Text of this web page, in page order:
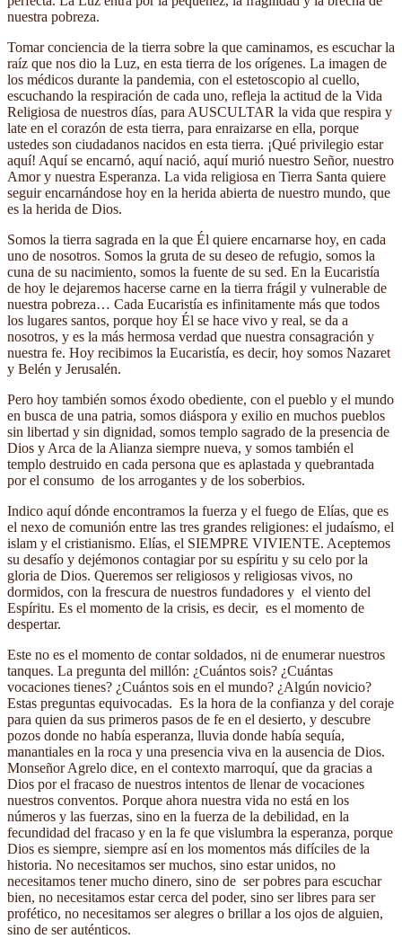
nuestra pobreza.
Tomar conciencia de la tierra sobre la que caminamos, es escuchar la
raíz que nos dio la Luz, en esta tierra de los orígenes. La imagen de
los médicos durante la pandemia, con el estetoscopio al cuello,
escuchando la respiración de cada uno, refleja la actitud de la Vida
Religiosa de nuestros días, para AUSCULTAR la vida que respira y
late en el corazón de esta tierra, para enraizarse en ella, porque
ustedes son ciudadanos nacidos en esta tierra. ¡Qué privilegio estar
aquí! Aquí se encarnó, aquí nació, aquí murió nuestro Señor, nuestro
Amor y nuestra Esperanza. La vida religiosa en Tierra Santa quiere
seguir encarnándose hoy en la herida abierta de nuestro mundo, que
es la herida de Dios.
Somos la tierra sagrada en la que Él quiere encarnarse hoy, en cada
uno de nosotros. Somos la gruta de su deseo de refugio, somos la
cuna de su nacimiento, somos la fuente de su sed. En la Eucaristía
de hoy le dejaremos hacerse carne en la tierra frágil y vulnerable de
nuestra pobreza… Cada Eucaristía es infinitamente más que todos
los lugares santos, porque hoy Él se hace vivo y real, se da a
nosotros, y es la más hermosa verdad que nuestra consagración y
nuestra fe. Hoy recibimos la Eucaristía, es decir, hoy somos Nazaret
y Belén y Jerusalén.
Pero hoy también somos éxodo obediente, con el pueblo y el mundo
en busca de una patria, somos diáspora y exilio en muchos pueblos
sin libertad y sin dignidad, somos templo sagrado de la presencia de
Dios y Arca de la Alianza siempre nueva, y somos también el
templo destruido en cada persona que es aplastada y quebrantada
por el consumo de los arrogantes y de los soberbios.
Indico aquí dónde encontramos la fuerza y ​​el fuego de Elías, que es
el nexo de comunión entre las tres grandes religiones: el judaísmo, el
islam y el cristianismo. Elías, el SIEMPRE VIVIENTE. Aceptemos
su desafío y dejémonos contagiar por su espíritu y su celo por la
gloria de Dios. Queremos ser religiosos y religiosas vivos, no
dormidos, con la frescura de nuestros fundadores y el viento del
Espíritu. Es el momento de la crisis, es decir, es el momento de
despertar.
Este no es el momento de contar soldados, ni de enumerar nuestros
tanques. La pregunta del millón: ¿Cuántos sois? ¿Cuántas
vocaciones tienes? ¿Cuántos sois en el mundo? ¿Algún novicio?
Estas preguntas equivocadas. Es la hora de la confianza y del coraje
para quien da sus primeros pasos de fe en el desierto, y descubre
pozos donde no había esperanza, lluvia donde había sequía,
manantiales en la roca y una presencia viva en la ausencia de Dios.
Monseñor Agrelo dice, en el contexto marroquí, que da gracias a
Dios por el fracaso de nuestros intentos de llenar de vocaciones
nuestros conventos. Porque ahora nuestra vida no está en los
números y las fuerzas, sino en la fuerza de la debilidad, en la
fecundidad del fracaso y en la fe que vislumbra la esperanza, porque
Dios es siempre, siempre así en los momentos más difíciles de la
historia. No necesitamos ser muchos, sino estar unidos, no
necesitamos tener mucho dinero, sino de ser pobres para escuchar
bien, no necesitamos estar cerca del poder, sino ser libres para ser
profético, no necesitamos ser alegres o brillar a los ojos de alguien,
sino de ser auténticos.